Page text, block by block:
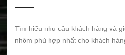
Tìm hiểu nhu cầu khách hàng và
nhôm phù hợp nhất cho khách